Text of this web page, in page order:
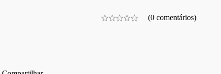
(0 comentários)